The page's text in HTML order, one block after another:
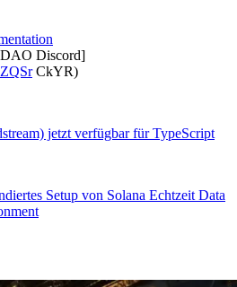
Discord]
CkYR)
jetzt verfügbar für TypeScript
Setup von Solana Echtzeit Data